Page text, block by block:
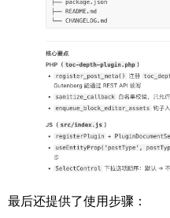
最后还提供了使用步骤：